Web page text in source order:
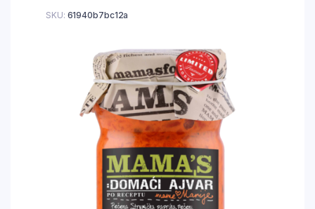
SKU: 61940b7bc12a